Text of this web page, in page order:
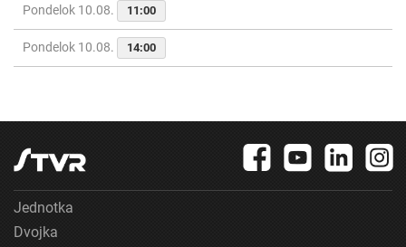
Pondelok 10.08. 11:00
Pondelok 10.08. 14:00
Jednotka
Dvojka